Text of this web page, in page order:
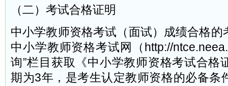
（二）考试合格证明
中小学教师资格考试（面试）成绩合格的
中小学教师资格考试网（http://
询”栏目获取《中小学教师资格考试合格
期为3年，是考生认定教师资格的必备条